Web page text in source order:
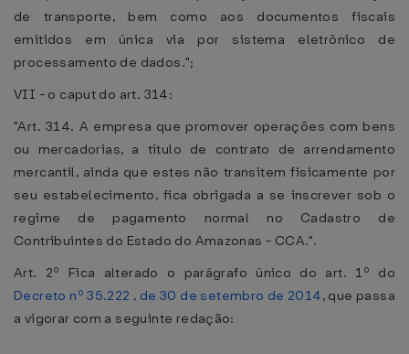
de transporte, bem como aos documentos fiscais
emitidos em única via por sistema eletrônico de
processamento de dados.";
VII - o caput do art. 314:
"Art. 314. A empresa que promover operações com bens
ou mercadorias, a título de contrato de arrendamento
mercantil, ainda que estes não transitem fisicamente por
seu estabelecimento, fica obrigada a se inscrever sob o
regime de pagamento normal no Cadastro de
Contribuintes do Estado do Amazonas - CCA.".
Art. 2º Fica alterado o parágrafo único do art. 1º do
Decreto nº 35.222 , de 30 de setembro de 2014, que passa
a vigorar com a seguinte redação: